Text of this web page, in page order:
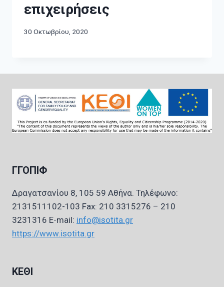
επιχειρήσεις
30 Οκτωβρίου, 2020
ΓΓΟΠΙΦ
Δραγατσανίου 8, 105 59 Αθήνα. Τηλέφωνο:
2131511102-103 Fax: 210 3315276 – 210
3231316 E-mail: info@isotita.gr
https://www.isotita.gr
ΚΕΘΙ